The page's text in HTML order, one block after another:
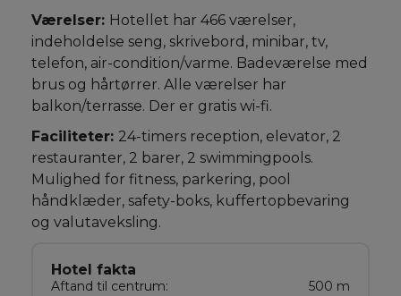
Værelser: Hotellet har 466 værelser,
indeholdelse seng, skrivebord, minibar, tv,
telefon, air-condition/varme. Badeværelse med
brus og hårtørrer. Alle værelser har
balkon/terrasse. Der er gratis wi-fi.
Faciliteter: 24-timers reception, elevator, 2
restauranter, 2 barer, 2 swimmingpools.
Mulighed for fitness, parkering, pool
håndklæder, safety-boks, kuffertopbevaring
og valutaveksling.
Hotel fakta
Aftand til centrum:
500 m